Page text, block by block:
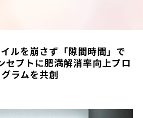
ルを崩さず「隙間時間」で
セプトに肥満解消率向上プロ
グラムを共創